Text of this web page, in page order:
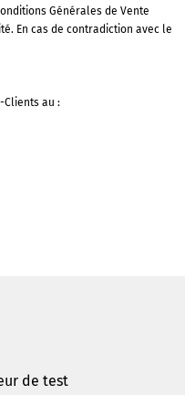
Générales de Vente
En cas de contradiction avec le
Clients au :
de test